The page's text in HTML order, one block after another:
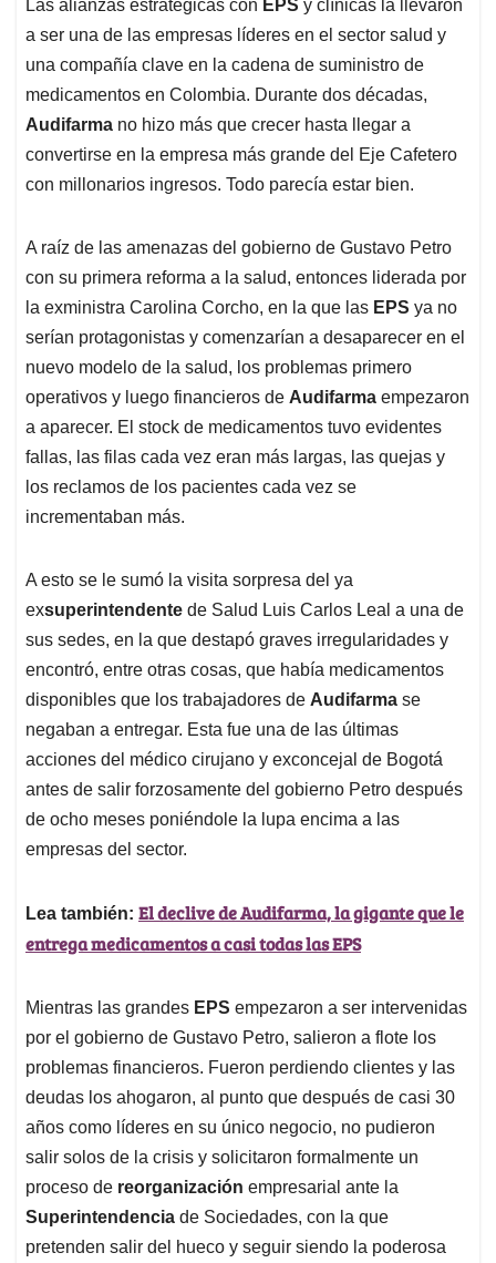
Las alianzas estratégicas con EPS y clínicas la llevaron
a ser una de las empresas líderes en el sector salud y
una compañía clave en la cadena de suministro de
medicamentos en Colombia. Durante dos décadas,
Audifarma no hizo más que crecer hasta llegar a
convertirse en la empresa más grande del Eje Cafetero
con millonarios ingresos. Todo parecía estar bien.
A raíz de las amenazas del gobierno de Gustavo Petro
con su primera reforma a la salud, entonces liderada por
la exministra Carolina Corcho, en la que las EPS ya no
serían protagonistas y comenzarían a desaparecer en el
nuevo modelo de la salud, los problemas primero
operativos y luego financieros de Audifarma empezaron
a aparecer. El stock de medicamentos tuvo evidentes
fallas, las filas cada vez eran más largas, las quejas y
los reclamos de los pacientes cada vez se
incrementaban más.
A esto se le sumó la visita sorpresa del ya
exsuperintendente de Salud Luis Carlos Leal a una de
sus sedes, en la que destapó graves irregularidades y
encontró, entre otras cosas, que había medicamentos
disponibles que los trabajadores de Audifarma se
negaban a entregar. Esta fue una de las últimas
acciones del médico cirujano y exconcejal de Bogotá
antes de salir forzosamente del gobierno Petro después
de ocho meses poniéndole la lupa encima a las
empresas del sector.
Lea también: El declive de Audifarma, la gigante que le
entrega medicamentos a casi todas las EPS
Mientras las grandes EPS empezaron a ser intervenidas
por el gobierno de Gustavo Petro, salieron a flote los
problemas financieros. Fueron perdiendo clientes y las
deudas los ahogaron, al punto que después de casi 30
años como líderes en su único negocio, no pudieron
salir solos de la crisis y solicitaron formalmente un
proceso de reorganización empresarial ante la
Superintendencia de Sociedades, con la que
pretenden salir del hueco y seguir siendo la poderosa